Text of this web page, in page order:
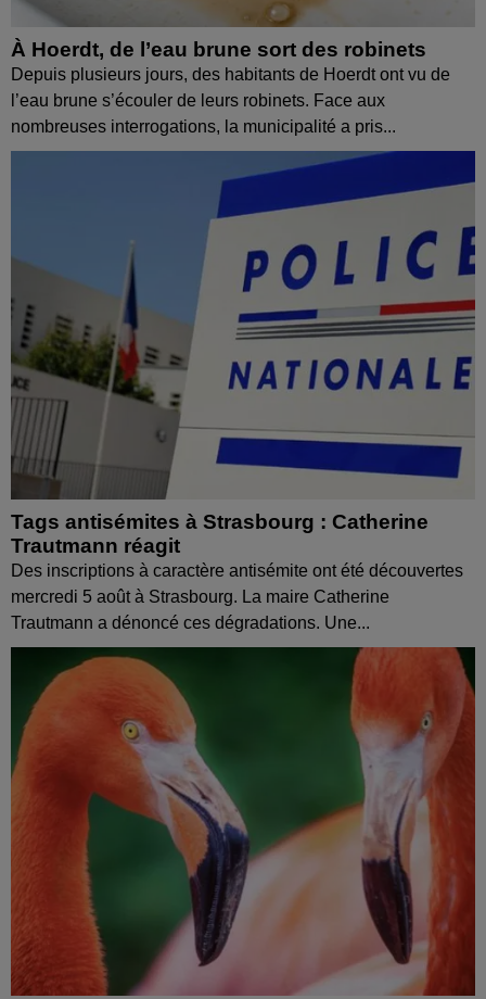
À Hoerdt, de l’eau brune sort des robinets
Depuis plusieurs jours, des habitants de Hoerdt ont vu de
l’eau brune s’écouler de leurs robinets. Face aux
nombreuses interrogations, la municipalité a pris...
Tags antisémites à Strasbourg : Catherine
Trautmann réagit
Des inscriptions à caractère antisémite ont été découvertes
mercredi 5 août à Strasbourg. La maire Catherine
Trautmann a dénoncé ces dégradations. Une...